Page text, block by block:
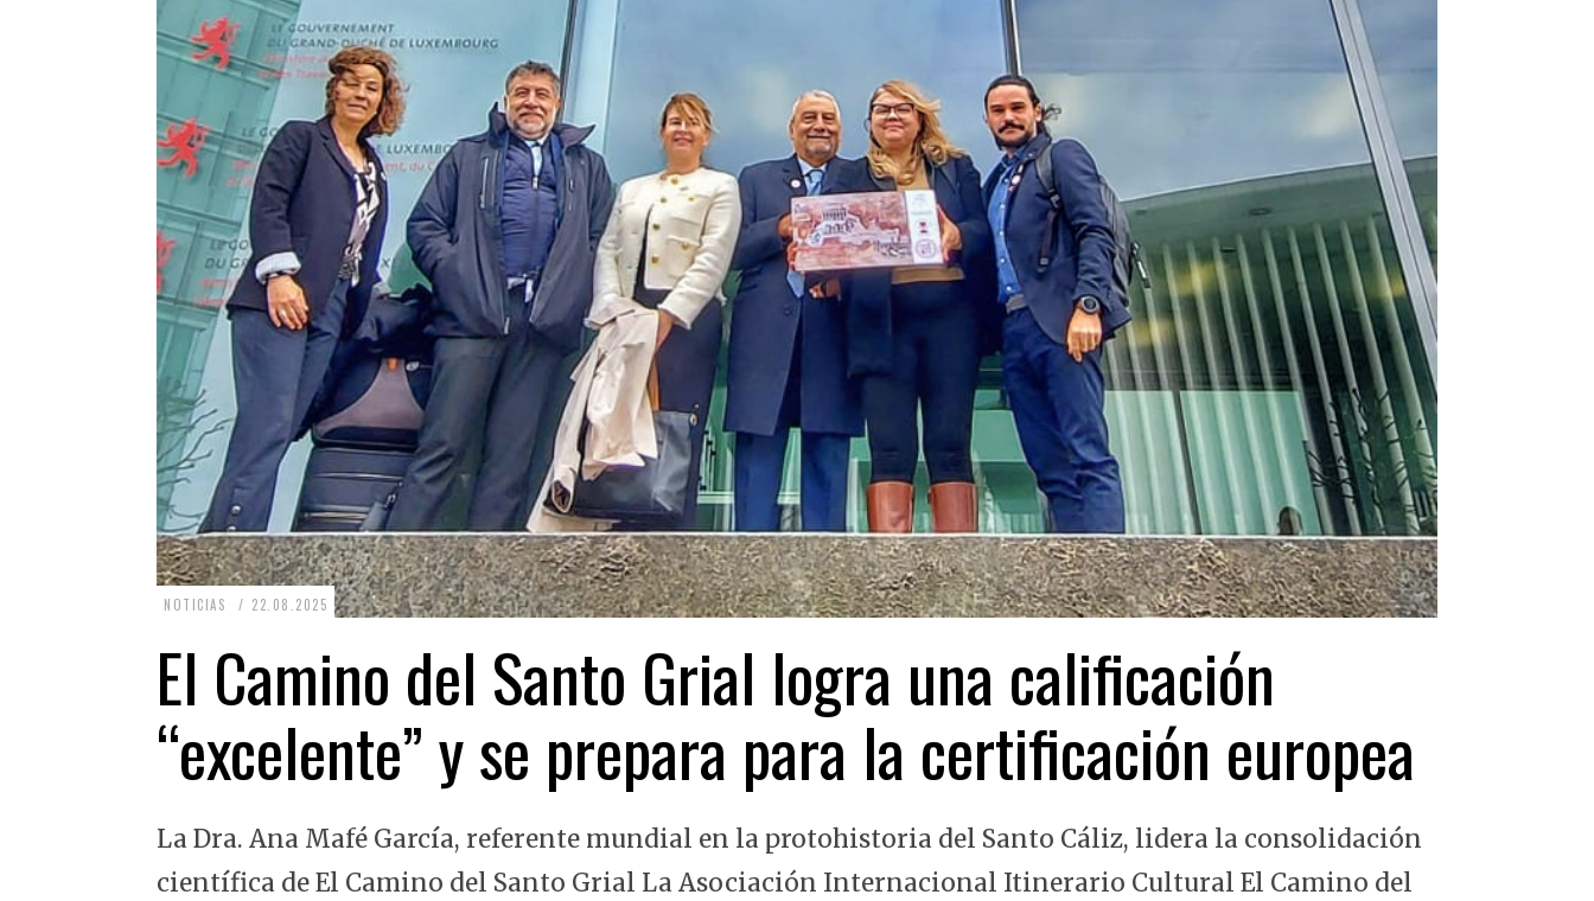
NOTICIAS 22.08.2025 2
.
0
0
2
El Camino del Santo Grial logra una calificación
“excelente” y se prepara para la certificación europea
La Dra. Ana Mafé García, referente mundial en la protohistoria del Santo Cáliz, lidera la consolidación
científica de El Camino del Santo Grial La Asociación Internacional Itinerario Cultural El Camino del